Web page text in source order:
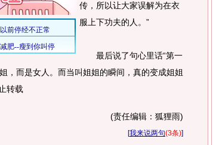
传，所以让大家误解为在衣
服上下功夫的人。”
最后说了句心里话“第一
，而是女人。而当叫姐姐的瞬间，真的变成姐姐
转载
(责任编辑：狐狸雨)
[我来说两句(3条)]